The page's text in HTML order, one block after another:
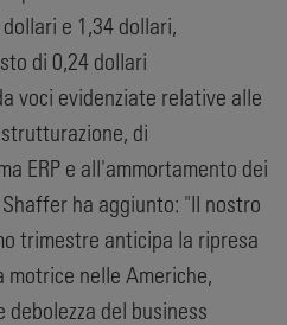
e 1,34 dollari,
di 0,24 dollari
voci evidenziate relative alle
di
ERP e all'ammortamento dei
ha aggiunto: "Il nostro
trimestre anticipa la ripresa
motrice nelle Americhe,
del business